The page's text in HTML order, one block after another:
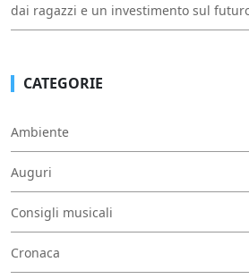
dai ragazzi e un investimento sul
CATEGORIE
Ambiente
Auguri
Consigli musicali
Cronaca